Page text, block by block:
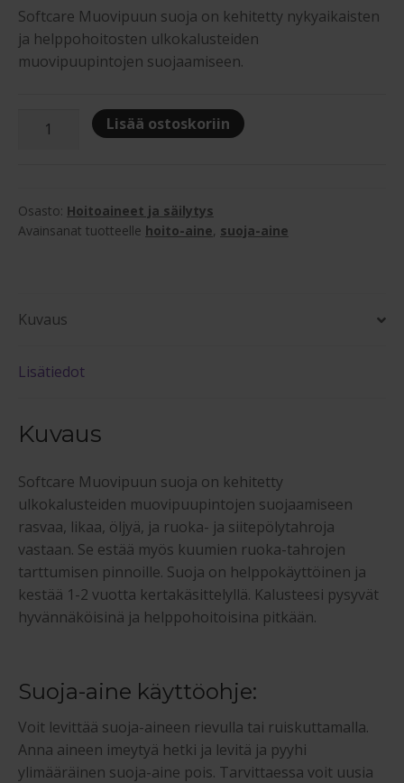
Softcare Muovipuun suoja on kehitetty nykyaikaisten
ja helppohoitosten ulkokalusteiden
muovipuupintojen suojaamiseen.
Softcare
ml
määrä
Lisää ostoskoriin
Osasto: Hoitoaineet ja säilytys
Avainsanat tuotteelle hoito-aine, suoja-aine
Kuvaus
Lisätiedot
Kuvaus
Softcare Muovipuun suoja on kehitetty
ulkokalusteiden muovipuupintojen suojaamiseen
rasvaa, likaa, öljyä, ja ruoka- ja siitepölytahroja
vastaan. Se estää myös kuumien ruoka-tahrojen
tarttumisen pinnoille. Suoja on helppokäyttöinen ja
kestää 1-2 vuotta kertakäsittelyllä. Kalusteesi pysyvät
hyvännäköisinä ja helppohoitoisina pitkään.
Suoja-aine käyttöohje:
Voit levittää suoja-aineen rievulla tai ruiskuttamalla.
Anna aineen imeytyä hetki ja levitä ja pyyhi
ylimääräinen suoja-aine pois. Tarvittaessa voit uusia